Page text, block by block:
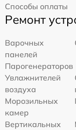
Способы оплаты
Ремонт
Варочных
панелей
Парогенераторов
Увлажнителей
воздуха
Морозильных
камер
Вертикальных